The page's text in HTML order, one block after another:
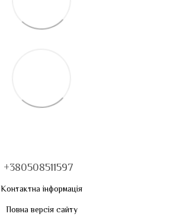
+380508511597
Контактна інформація
Повна версія сайту